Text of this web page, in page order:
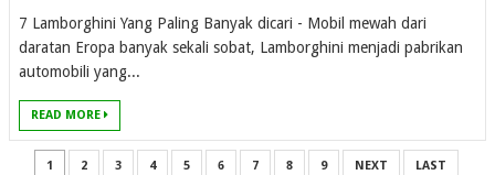
7 Lamborghini Yang Paling Banyak dicari - Mobil mewah dari
daratan Eropa banyak sekali sobat, Lamborghini menjadi pabrikan
automobili yang...
READ MORE
1 2 3 4 5 6 7 8 9 NEXT LAST